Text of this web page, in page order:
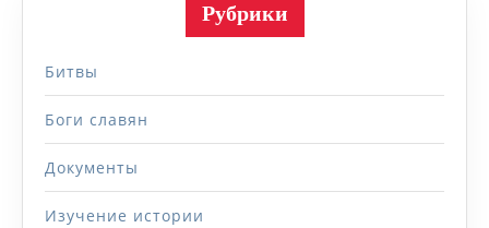
Рубрики
Битвы
Боги славян
Документы
Изучение истории